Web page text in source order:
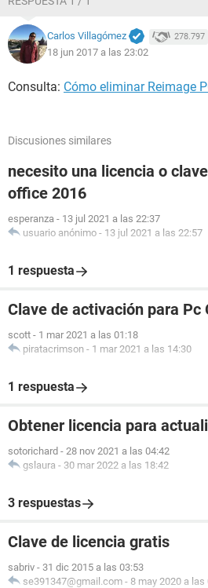
Carlos Villagómez 278.797
18 jun 2017 a las 23:02
Consulta: Cómo eliminar Reimage
Discusiones similares
necesito una licencia o
office 2016
esperanza - 13 jul 2021 a las 22:37
usuario anónimo - 13 jul 2021 a las 22:57
1 respuesta
Clave de activación para Pc
scott - 1 mar 2021 a las 01:18
piratacrimson - 1 mar 2021 a las 14:30
1 respuesta
Obtener licencia para
sotorichard - 28 nov 2021 a las 04:42
gslaura - 30 mar 2022 a las 18:42
3 respuestas
Clave de licencia gratis
sabriv - 31 dic 2015 a las 03:53
se391347@gmail.com - 8 may 2020 a las